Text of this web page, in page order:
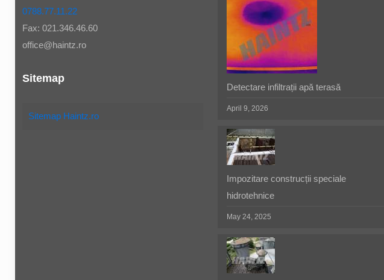
0788.77.11.22
Fax: 021.346.46.60
office@haintz.ro
Sitemap
Sitemap Haintz.ro
Detectare infiltrații apă terasă
April 9, 2026
Impozitare construcții speciale
hidrotehnice
May 24, 2025